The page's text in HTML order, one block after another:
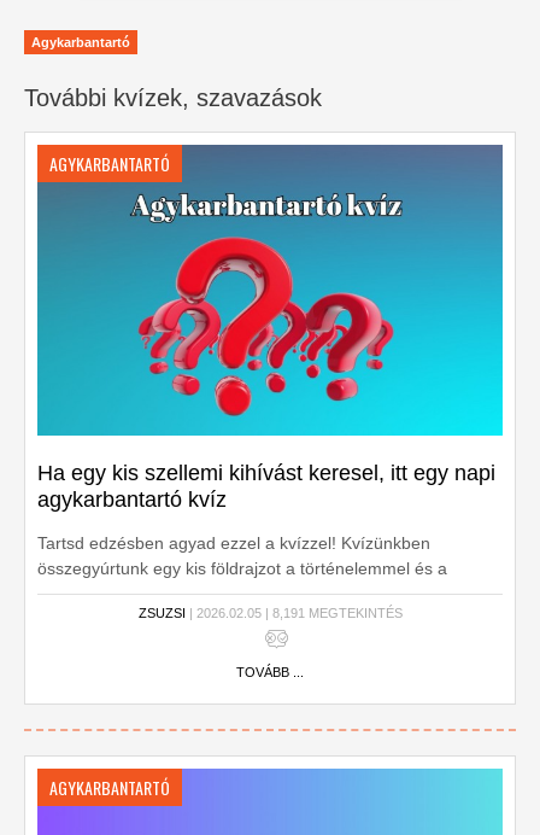
Agykarbantartó
További kvízek, szavazások
AGYKARBANTARTÓ
Ha egy kis szellemi kihívást keresel, itt egy napi
agykarbantartó kvíz
Tartsd edzésben agyad ezzel a kvízzel! Kvízünkben
összegyúrtunk egy kis földrajzot a történelemmel és a
biológiával. Lássuk, veszed az akadályokat? Kezdjük is
ZSUZSI | 2026.02.05 | 8,191 MEGTEKINTÉS
TOVÁBB ...
AGYKARBANTARTÓ